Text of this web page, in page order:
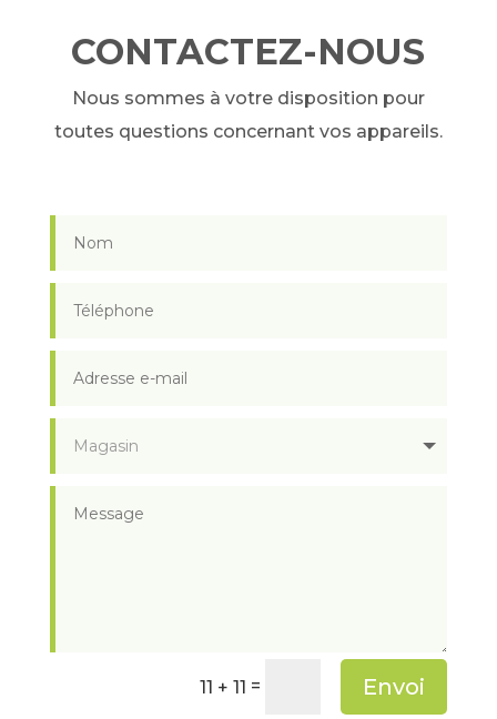
CONTACTEZ-NOUS
Nous sommes à votre disposition pour
toutes questions concernant vos appareils.
11 + 11 = Envoi